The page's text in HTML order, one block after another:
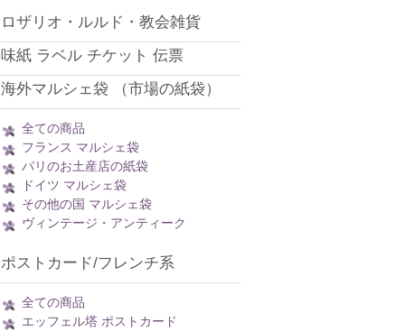
ロザリオ・ルルド・教会雑貨
味紙 ラベル チケット 伝票
海外マルシェ袋 （市場の紙袋）
全ての商品
フランス マルシェ袋
パリのお土産店の紙袋
ドイツ マルシェ袋
その他の国 マルシェ袋
ヴィンテージ・アンティーク
ポストカード/フレンチ系
全ての商品
エッフェル塔 ポストカード